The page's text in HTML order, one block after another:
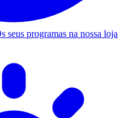
seus programas na nossa loja